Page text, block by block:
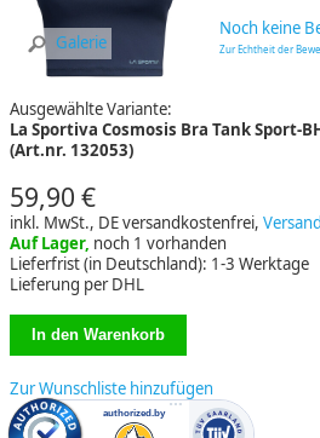
Galerie
Noch keine
Zur Echtheit der
Ausgewählte Variante:
La Sportiva Cosmosis Bra Tank Sport-
(Art.nr. 132053)
59,90 €
inkl. MwSt., DE versandkostenfrei, Versand
Auf Lager, noch 1 vorhanden
Lieferfrist (in Deutschland): 1-3 Werktage
Lieferung per DHL
Zur Wunschliste hinzufügen